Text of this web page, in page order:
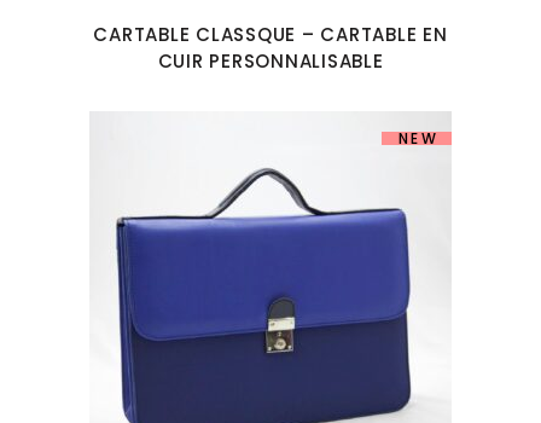
CARTABLE CLASSQUE – CARTABLE EN
CUIR PERSONNALISABLE
NEW